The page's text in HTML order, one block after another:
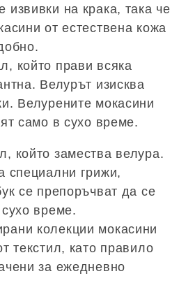
извивки на крака, така че
от естествена кожа
който прави всяка
Велурът изисква
Велурените мокасини
само в сухо време.
който замества велура.
специални грижи,
се препоръчват да се
време.
колекции мокасини
текстил, като правило
за ежедневно